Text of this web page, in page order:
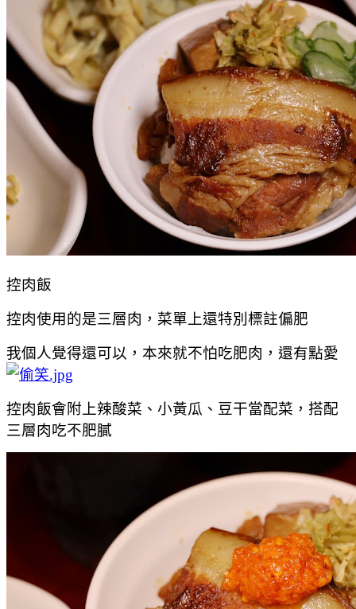
控肉飯
控肉使用的是三層肉，菜單上還特別標註偏肥
我個人覺得還可以，本來就不怕吃肥肉，還有點愛
控肉飯會附上辣酸菜、小黃瓜、豆干當配菜，搭配
三層肉吃不肥膩